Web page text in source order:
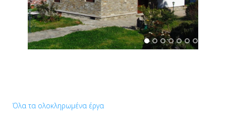
Όλα τα ολοκληρωμένα έργα